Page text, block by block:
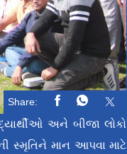
Share:
અને બીજા લોકો
સ્મૃતિને માન આપવા માટે